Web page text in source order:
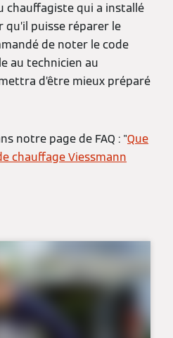
chauffagiste qui a installé
puisse réparer le
de noter le code
au technicien au
d’être mieux préparé
notre page de FAQ : "Que
chauffage Viessmann